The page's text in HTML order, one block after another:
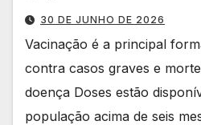
30 DE JUNHO DE 2026
Vacinação é a principal
contra casos graves e
doença Doses estão
população acima de seis